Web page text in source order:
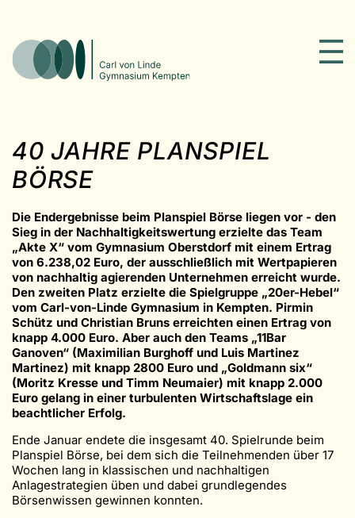
40 JAHRE PLANSPIEL
BÖRSE
Die Endergebnisse beim Planspiel Börse liegen vor - den
Sieg in der Nachhaltigkeitswertung erzielte das Team
„Akte X“ vom Gymnasium Oberstdorf mit einem Ertrag
von 6.238,02 Euro, der ausschließlich mit Wertpapieren
von nachhaltig agierenden Unternehmen erreicht wurde.
Den zweiten Platz erzielte die Spielgruppe „20er-Hebel“
vom Carl-von-Linde Gymnasium in Kempten. Pirmin
Schütz und Christian Bruns erreichten einen Ertrag von
knapp 4.000 Euro. Aber auch den Teams „11Bar
Ganoven“ (Maximilian Burghoff und Luis Martinez
Martinez) mit knapp 2800 Euro und „Goldmann six“
(Moritz Kresse und Timm Neumaier) mit knapp 2.000
Euro gelang in einer turbulenten Wirtschaftslage ein
beachtlicher Erfolg.
Ende Januar endete die insgesamt 40. Spielrunde beim
Planspiel Börse, bei dem sich die Teilnehmenden über 17
Wochen lang in klassischen und nachhaltigen
Anlagestrategien üben und dabei grundlegendes
Börsenwissen gewinnen konnten.